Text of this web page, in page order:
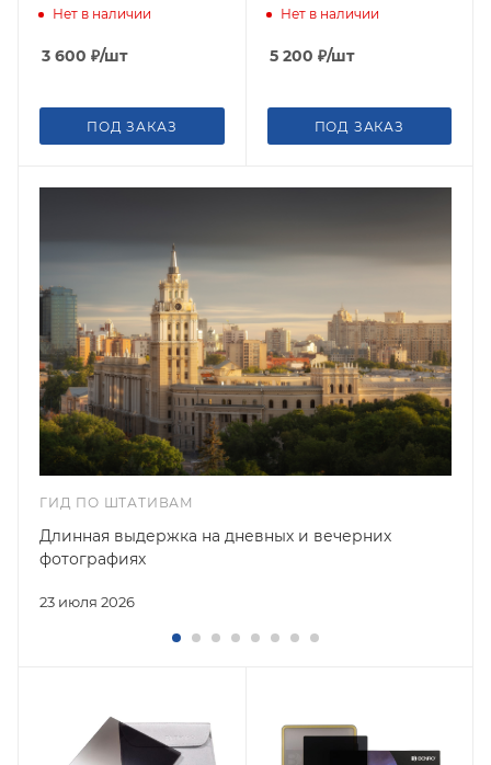
Нет в наличии
3 600 ₽/шт
ПОД ЗАКАЗ
Нет в наличии
5 200 ₽/шт
ПОД ЗАКАЗ
ГИД ПО ШТАТИВАМ
23 июля 2026
Длинная выдержка на дневных и вечерних
фотографиях